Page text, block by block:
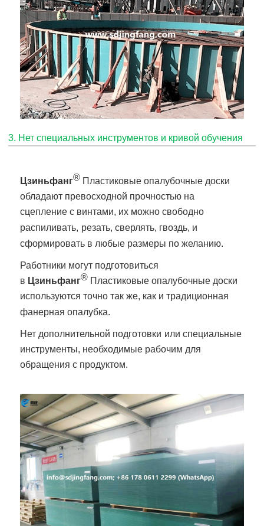
3. Нет специальных инструментов и кривой обучения
Цзиньфанг® Пластиковые опалубочные доски
обладают превосходной прочностью на
сцепление с винтами, их можно свободно
распиливать, резать, сверлять, гвоздь, и
сформировать в любые размеры по желанию.
Работники могут подготовиться
в Цзиньфанг® Пластиковые опалубочные доски
используются точно так же, как и традиционная
фанерная опалубка.
Нет дополнительной подготовки или специальные
инструменты, необходимые рабочим для
обращения с продуктом.